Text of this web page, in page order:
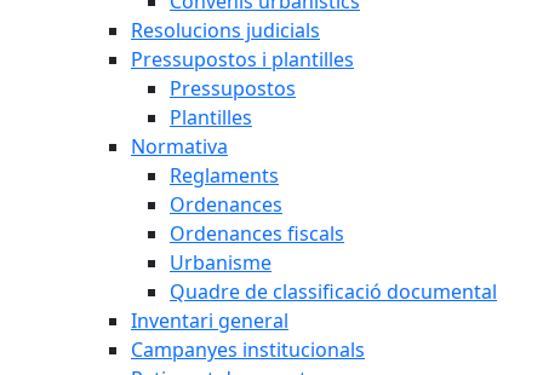
Resolucions judicials
Pressupostos i plantilles
Pressupostos
Plantilles
Normativa
Reglaments
Ordenances
Ordenances fiscals
Urbanisme
Quadre de classificació documental
Inventari general
Campanyes institucionals